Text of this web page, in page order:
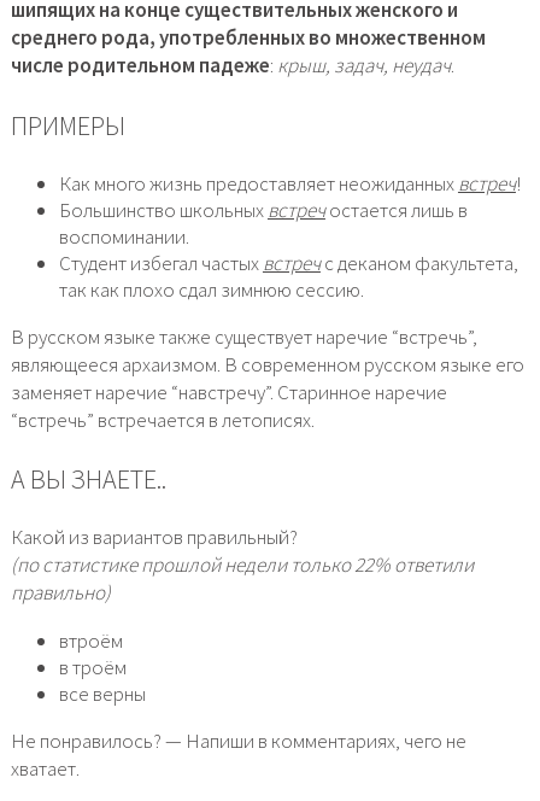
шипящих на конце существительных женского и
среднего рода, употребленных во множественном
числе родительном падеже: крыш, задач, неудач.
ПРИМЕРЫ
Как много жизнь предоставляет неожиданныхвстреч!
Большинство школьныхвстречостается лишь в
воспоминании.
Студент избегал частыхвстречс деканом факультета,
так как плохо сдал зимнюю сессию.
В русском языке также существует наречие “встречь”,
являющееся архаизмом. В современном русском языке его
заменяет наречие “навстречу”. Старинное наречие
“встречь” встречается в летописях.
А ВЫ ЗНАЕТЕ..
Какой из вариантов правильный?
(по статистике прошлой недели только 22% ответили
правильно)
втроём
в троём
все верны
Не понравилось? — Напиши в комментариях, чего не
хватает.